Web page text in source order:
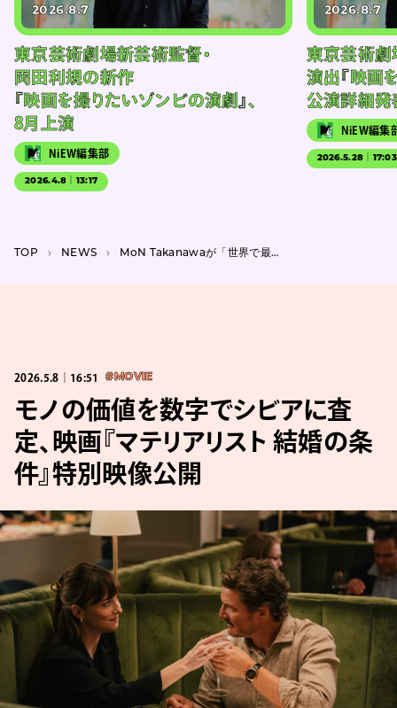
2026.8.7
東京芸術劇場新芸術監督・
岡田利規の新作
『映画を撮りたいゾンビの演劇』、
8月上演
NiEW編集部
2026.4.8｜13:17
2026.8.7
東京芸術劇
演出『映画
公演詳細発
NiEW編集
2026.5.28｜17:03
TOP NEWS MoN Takanawaが「世界で最も美しいミュージアム 2026」リストに選出
2026.5.8｜16:51 #MOVIE
モノの価値を数字でシビアに査
定、映画『マテリアリスト 結婚の条
件』特別映像公開